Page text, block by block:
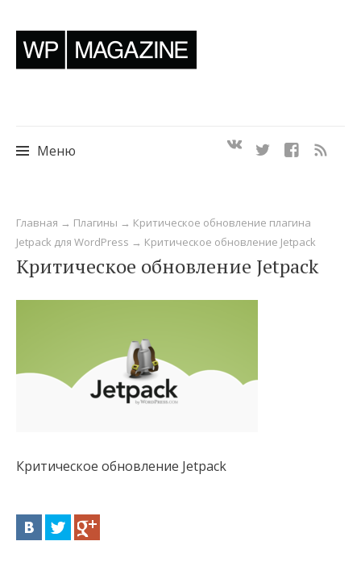
Меню
к
Главная → Плагины → Критическое обновление плагина
Jetpack для WordPress → Критическое обновление Jetpack
Критическое обновление Jetpack
Критическое обновление Jetpack